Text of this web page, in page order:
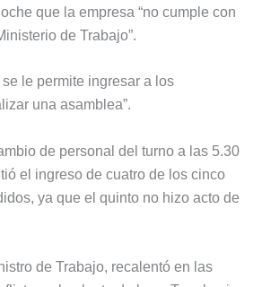
que la empresa “no cumple con
de Trabajo”.
se le permite ingresar a los
una asamblea”.
de personal del turno a las 5.30
el ingreso de cuatro de los cinco
ya que el quinto no hizo acto de
de Trabajo, recalentó en las